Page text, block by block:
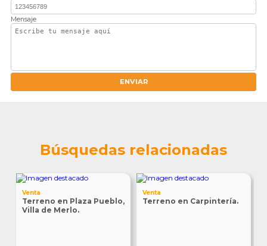
Mensaje
ENVIAR
Búsquedas relacionadas
Venta
Terreno en Plaza Pueblo,
Villa de Merlo.
Venta
Terreno en Carpintería.